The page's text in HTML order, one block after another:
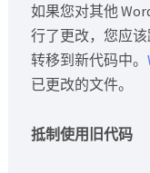
如果您对其他
行了更改，您应
转移到新代码中。
已更改的文件。
抵制使用旧代码